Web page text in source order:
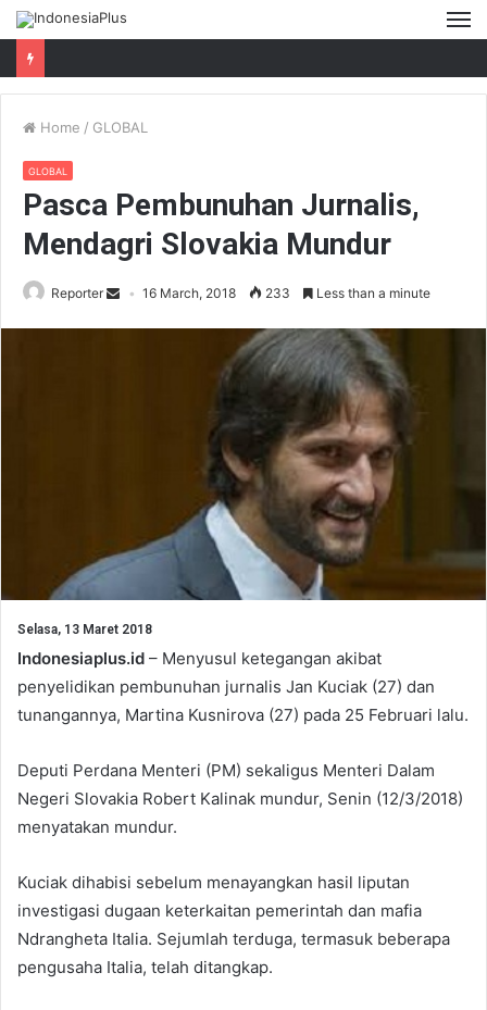
Home / GLOBAL
GLOBAL
Pasca Pembunuhan Jurnalis,
Mendagri Slovakia Mundur
Reporter 16 March, 2018 233 Less than a minute
Selasa, 13 Maret 2018
Indonesiaplus.id – Menyusul ketegangan akibat
penyelidikan pembunuhan jurnalis Jan Kuciak (27) dan
tunangannya, Martina Kusnirova (27) pada 25 Februari lalu.
Deputi Perdana Menteri (PM) sekaligus Menteri Dalam
Negeri Slovakia Robert Kalinak mundur, Senin (12/3/2018)
menyatakan mundur.
Kuciak dihabisi sebelum menayangkan hasil liputan
investigasi dugaan keterkaitan pemerintah dan mafia
Ndrangheta Italia. Sejumlah terduga, termasuk beberapa
pengusaha Italia, telah ditangkap.